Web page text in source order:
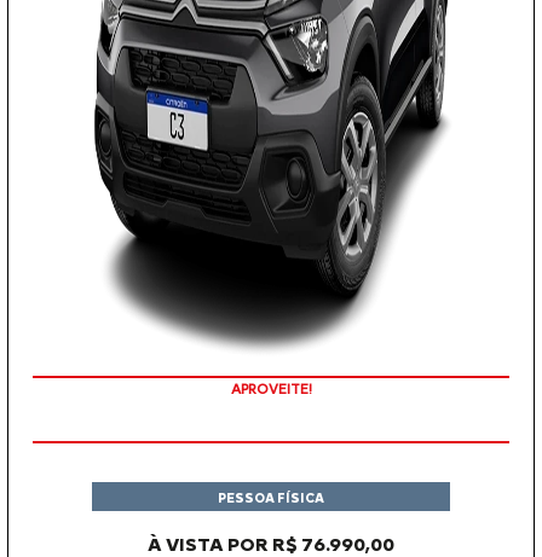
APROVEITE!
À VISTA POR R$ 76.990,00
PESSOA FÍSICA